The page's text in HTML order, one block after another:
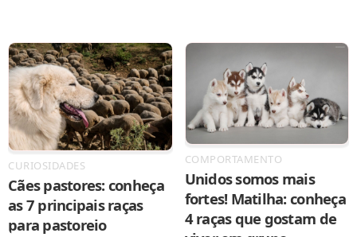
CURIOSIDADES
Cães pastores: conheça
as 7 principais raças
para pastoreio
COMPORTAMENTO
Unidos somos mais
fortes! Matilha: conheça
4 raças que gostam de